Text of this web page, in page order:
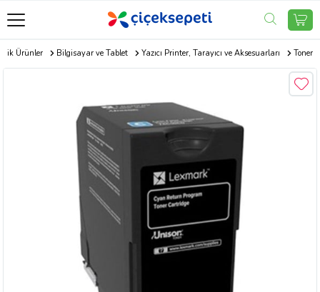
Ürünler Bilgisayar ve Tablet Yazıcı Printer, Tarayıcı ve Aksesuarları Toner